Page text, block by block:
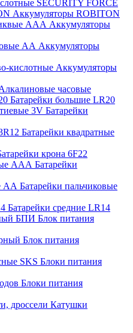
SECURITY FORCE
Аккумуляторы ROBITON
Аккумуляторы
Аккумуляторы
Аккумуляторы
часовые
Батарейки большие LR20
Батарейки
Батарейки квадратные
крона 6F22
Батарейки
Батарейки пальчиковые
Батарейки средние LR14
Блок питания
Блок питания
Блоки питания
Блоки питания
Катушки